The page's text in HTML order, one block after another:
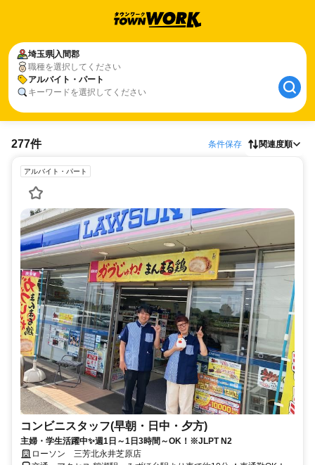
埼玉県入間郡
職種を選択してください
アルバイト・パート
キーワードを選択してください
277件 条件保存 関連度順
アルバイト・パート
コンビニスタッフ(早朝・日中・夕方)
主婦・学生活躍中✨週1日～1日3時間～OK！※JLPT N2
ローソン 三芳北永井芝原店